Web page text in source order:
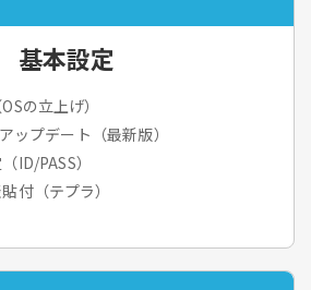
基本設定
の立上げ）
ップデート（最新版）
ID/PASS）
付（テプラ）